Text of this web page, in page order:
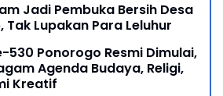
Jadi Pembuka Bersih Desa
Tak Lupakan Para Leluhur
530 Ponorogo Resmi Dimulai,
Agenda Budaya, Religi,
Kreatif